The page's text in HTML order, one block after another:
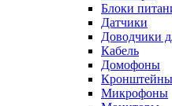
Блоки
Датчики
Доводчики
Кабель
Домофоны
Микрофоны